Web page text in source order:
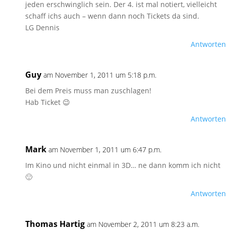
jeden erschwinglich sein. Der 4. ist mal notiert, vielleicht
schaff ichs auch – wenn dann noch Tickets da sind.
LG Dennis
Antworten
Guy am November 1, 2011 um 5:18 p.m.
Bei dem Preis muss man zuschlagen!
Hab Ticket 😉
Antworten
Mark am November 1, 2011 um 6:47 p.m.
Im Kino und nicht einmal in 3D… ne dann komm ich nicht
🙂
Antworten
Thomas Hartig am November 2, 2011 um 8:23 a.m.